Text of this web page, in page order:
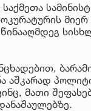
აშკარად
მათი